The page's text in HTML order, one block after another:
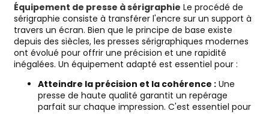
Équipement de presse à sérigraphie Le procédé de
sérigraphie consiste à transférer l'encre sur un support à
travers un écran. Bien que le principe de base existe
depuis des siècles, les presses sérigraphiques modernes
ont évolué pour offrir une précision et une rapidité
inégalées. Un équipement adapté est essentiel pour :
Atteindre la précision et la cohérence :Une
presse de haute qualité garantit un repérage
parfait sur chaque impression. C'est essentiel pour